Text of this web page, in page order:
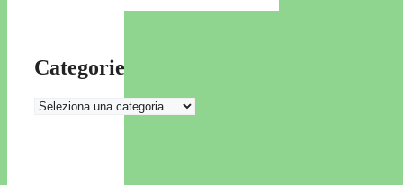
Categorie
Categorie